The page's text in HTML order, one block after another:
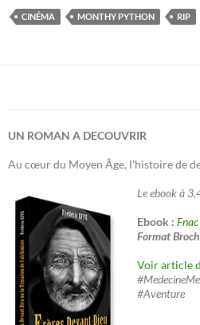
CINÉMA MONTHY PYTHON RIP
UN ROMAN A DECOUVRIR
Au cœur du Moyen Âge, l'histoire de
Le ebook à
Ebook :
Format
Voir article
#Aventure